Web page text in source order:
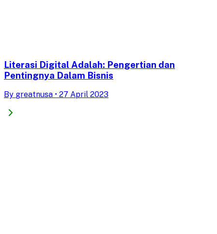
Literasi Digital Adalah: Pengertian dan
Pentingnya Dalam Bisnis
By greatnusa • 27 April 2023